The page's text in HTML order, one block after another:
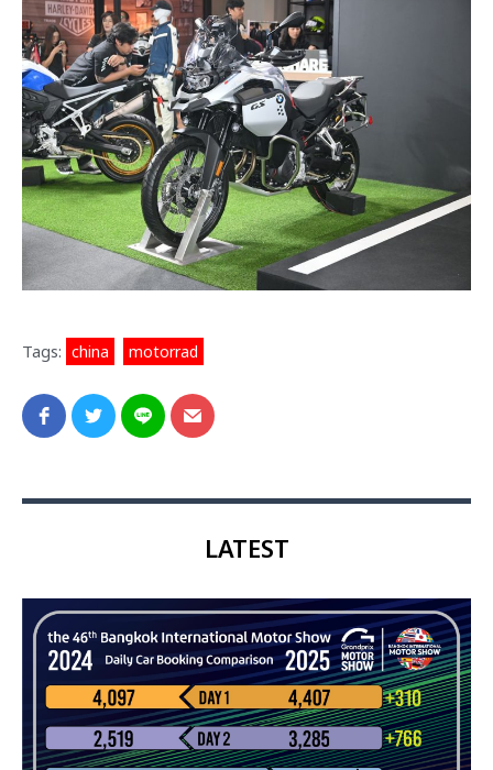
Tags: china motorrad
LATEST